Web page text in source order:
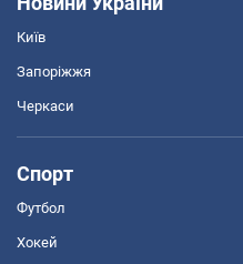
Київ
Запоріжжя
Черкаси
Спорт
Футбол
Хокей